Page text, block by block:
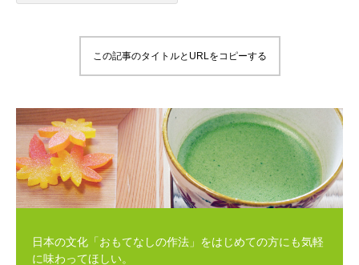
この記事のタイトルとURLをコピーする
日本の文化「おもてなしの作法」をはじめての方にも気軽
に味わってほしい。